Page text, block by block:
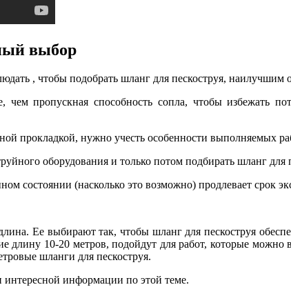
выбор
, чтобы подобрать шланг для пескоструя,
пропускная способность сопла, чтобы избежать
прокладкой, нужно учесть особенности выполняемых
оборудования и только потом подбирать шланг для
состоянии (насколько это возможно) продлевает срок
Ее выбирают так, чтобы шланг для пескоструя
10-20 метров, подойдут для работ, которые можно
шланги для пескоструя.
информации по этой теме.